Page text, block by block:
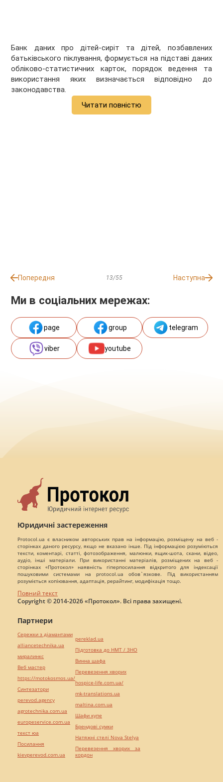
Банк даних про дітей-сиріт та дітей, позбавлених
батьківського піклування, формується на підставі даних
обліково-статистичних карток, порядок ведення та
використання яких визначається відповідно до
законодавства.
Читати повністю
Попередня 13/55 Наступна
Ми в соціальних мережах:
page group telegram
viber youtube
Юридичні застереження
Protocol.ua є власником авторських прав на інформацію, розміщену на веб -
сторінках даного ресурсу, якщо не вказано інше. Під інформацією розуміються
тексти, коментарі, статті, фотозображення, малюнки, ящик-шота, скани, відео,
аудіо, інші матеріали. При використанні матеріалів, розміщених на веб -
сторінках «Протокол» наявність гіперпосилання відкритого для індексації
пошуковими системами на protocol.ua обов`язкове. Під використанням
розуміється копіювання, адаптація, рерайтинг, модифікація тощо.
Повний текст
Copyright © 2014-2026 «Протокол». Всі права захищені.
Партнери
Сережки з діамантами
alliancetechnika.ua
миралинкс
Веб мастер
https://motokosmos.ua/
Синтезатори
perevod.agency
agrotechnika.com.ua
europeservice.com.ua
текст юа
Посилання
kievperevod.com.ua
pereklad.ua
Підготовка до НМТ / ЗНО
Винна шафа
Перевезення хворих
hospice-life.com.ua/
mk-translations.ua
maltina.com.ua
Шафи купе
Брендові сумки
Натяжні стелі Nova Stelya
Перевезення хворих за
кордон